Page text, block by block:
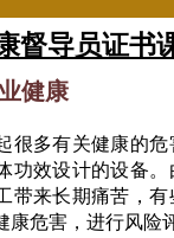
督导员证书
健康
很多有关健康的
功效设计的设备
带来长期痛苦，
康危害，进行风险